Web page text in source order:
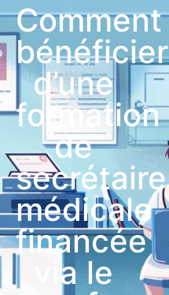
Comment
bénéficier
d’une
formation
de
secrétaire
médicale
financée
via le